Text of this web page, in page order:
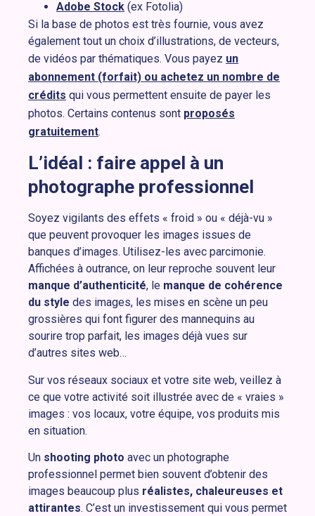
Adobe Stock (ex Fotolia)
Si la base de photos est très fournie, vous avez
également tout un choix d’illustrations, de vecteurs,
de vidéos par thématiques. Vous payez un
abonnement (forfait) ou achetez un nombre de
crédits qui vous permettent ensuite de payer les
photos. Certains contenus sont proposés
gratuitement.
L’idéal : faire appel à un
photographe professionnel
Soyez vigilants des effets « froid » ou « déjà-vu »
que peuvent provoquer les images issues de
banques d’images. Utilisez-les avec parcimonie.
Affichées à outrance, on leur reproche souvent leur
manque d’authenticité, le manque de cohérence
du style des images, les mises en scène un peu
grossières qui font figurer des mannequins au
sourire trop parfait, les images déjà vues sur
d’autres sites web…
Sur vos réseaux sociaux et votre site web, veillez à
ce que votre activité soit illustrée avec de « vraies »
images : vos locaux, votre équipe, vos produits mis
en situation.
Un shooting photo avec un photographe
professionnel permet bien souvent d’obtenir des
images beaucoup plus réalistes, chaleureuses et
attirantes. C’est un investissement qui vous permet